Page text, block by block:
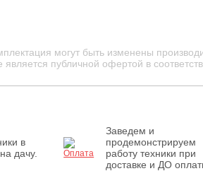
могут быть изменены
публичной офертой в
в
дачу.
Заведем и
продемонстрируем
работу техники при
доставке и ДО